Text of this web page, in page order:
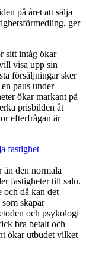
på året att sälja
, ger
sitt intåg ökar
visa upp sin
försäljningar sker
paus under
ökar markant på
prisbilden åt
efterfrågan är
fastighet
än den normala
fastigheter till salu.
och då kan det
skapar
och psykologi
bra betalt och
ökar utbudet vilket